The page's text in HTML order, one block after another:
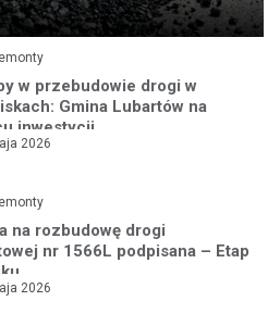
w przebudowie drogi w
Gmina Lubartów na
inwestycji
2026
na rozbudowę drogi
nr 1566L podpisana – Etap
2026